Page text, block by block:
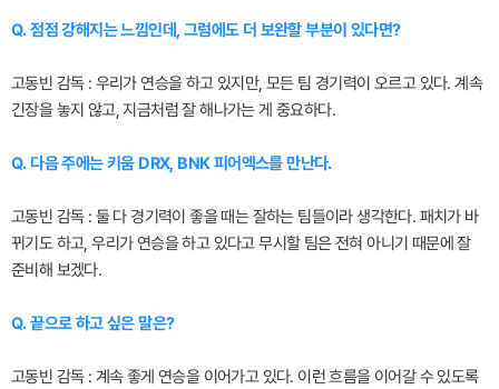
Q. 점점 강해지는 느낌인데, 그럼에도 더 보완할 부분이 있다면?
고동빈 감독 : 우리가 연승을 하고 있지만, 모든 팀 경기력이 오르고 있다. 계속
긴장을 놓지 않고, 지금처럼 잘 해나가는 게 중요하다.
Q. 다음 주에는 키움 DRX, BNK 피어엑스를 만난다.
고동빈 감독 : 둘 다 경기력이 좋을 때는 잘하는 팀들이라 생각한다. 패치가 바
뀌기도 하고, 우리가 연승을 하고 있다고 무시할 팀은 전혀 아니기 때문에 잘
준비해 보겠다.
Q. 끝으로 하고 싶은 말은?
고동빈 감독 : 계속 좋게 연승을 이어가고 있다. 이런 흐름을 이어갈 수 있도록